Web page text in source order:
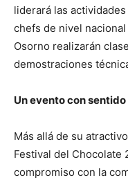
liderará las
chefs de nivel
Osorno realizarán
demostraciones
Un evento con
Más allá de su
Festival del Chocolate
compromiso con la